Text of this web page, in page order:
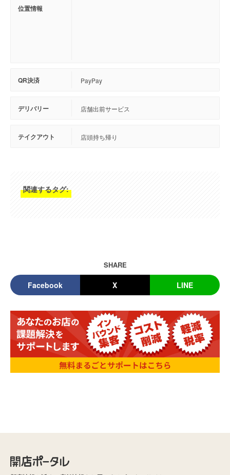
位置情報
QR決済 PayPay
デリバリー 店舗出前サービス
テイクアウト 店頭持ち帰り
関連するタグ:
SHARE
Facebook X LINE